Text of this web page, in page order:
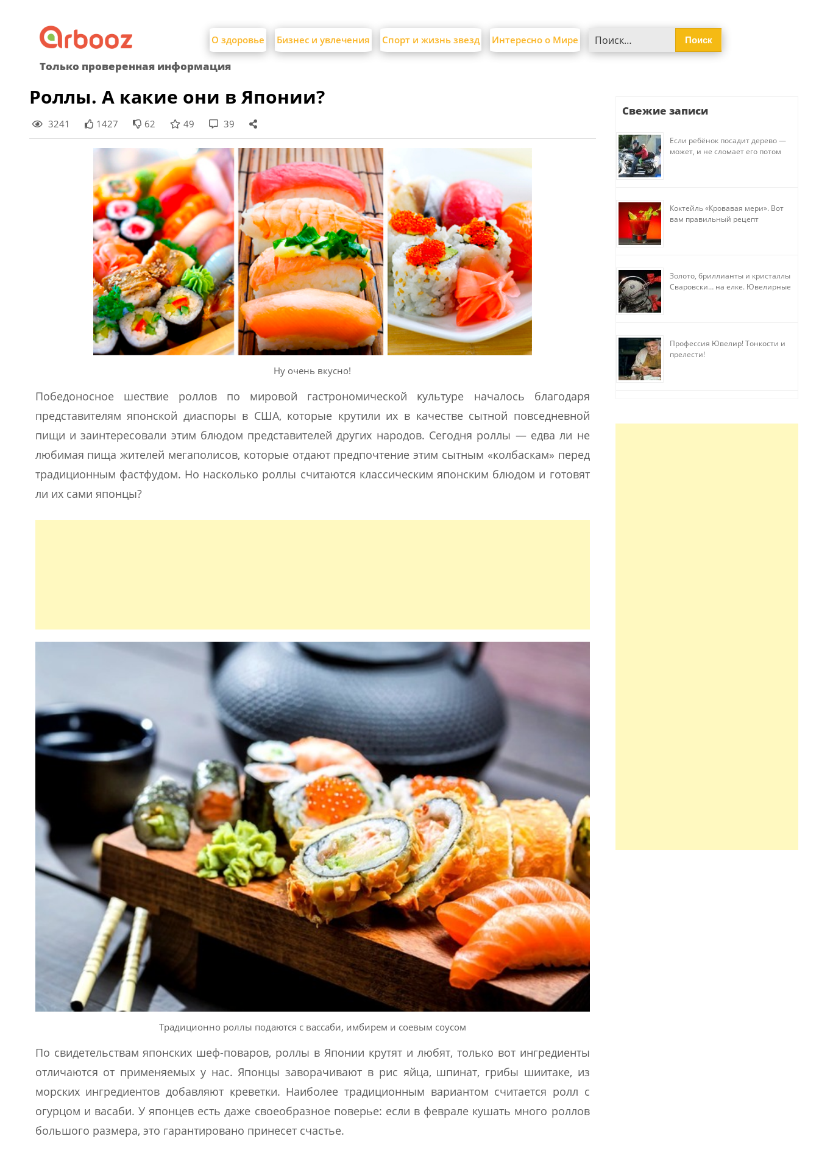
content
О здоровье Бизнес и увлечения Спорт и жизнь звезд Интересно о Мире
Только проверенная информация
Роллы. А какие они в Японии?
3241 1427 62 49 39
Ну очень вкусно!
Победоносное шествие роллов по мировой гастрономической культуре началось благодаря
представителям японской диаспоры в США, которые крутили их в качестве сытной повседневной
пищи и заинтересовали этим блюдом представителей других народов. Сегодня роллы — едва ли не
любимая пища жителей мегаполисов, которые отдают предпочтение этим сытным «колбаскам» перед
традиционным фастфудом. Но насколько роллы считаются классическим японским блюдом и готовят
ли их сами японцы?
Традиционно роллы подаются с вассаби, имбирем и соевым соусом
По свидетельствам японских шеф-поваров, роллы в Японии крутят и любят, только вот ингредиенты
отличаются от применяемых у нас. Японцы заворачивают в рис яйца, шпинат, грибы шиитаке, из
морских ингредиентов добавляют креветки. Наиболее традиционным вариантом считается ролл с
огурцом и васаби. У японцев есть даже своеобразное поверье: если в феврале кушать много роллов
большого размера, это гарантировано принесет счастье.
Свежие записи
Если ребёнок посадит дерево —
может, и не сломает его потом
Коктейль «Кровавая мери». Вот
вам правильный рецепт
Золото, бриллианты и кристаллы
Сваровски… на елке. Ювелирные
Профессия Ювелир! Тонкости и
прелести!